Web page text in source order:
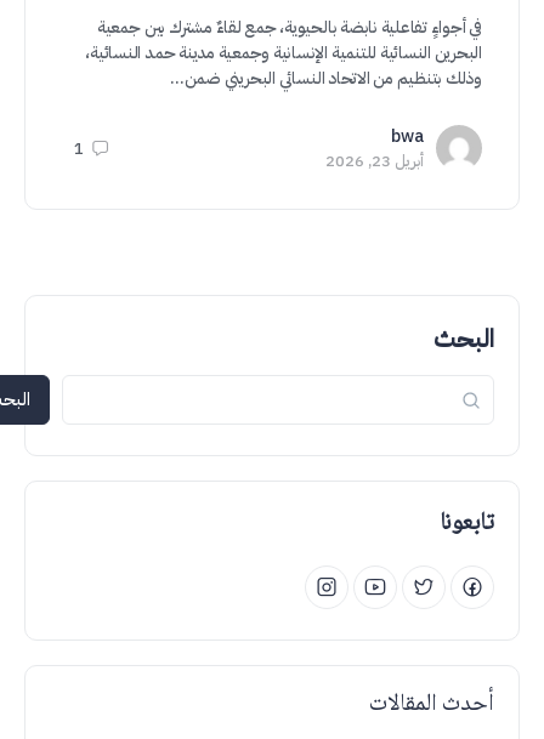
في أجواءٍ تفاعلية نابضة بالحيوية، جمع لقاءٌ مشترك بين جمعية
البحرين النسائية للتنمية الإنسانية وجمعية مدينة حمد النسائية،
وذلك بتنظيم من الاتحاد النسائي البحريني ضمن…
bwa
أبريل 23, 2026
1
البحث
البحث
تابعونا
أحدث المقالات